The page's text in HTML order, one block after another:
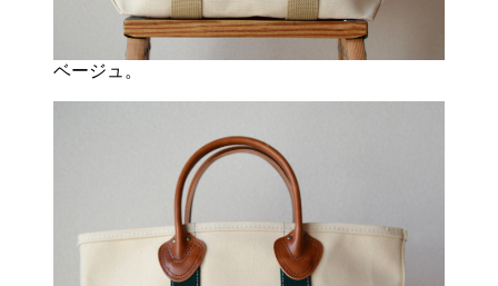
ベージュ。